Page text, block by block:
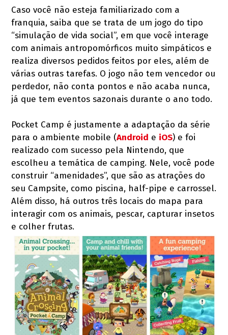
Caso você não esteja familiarizado com a
franquia, saiba que se trata de um jogo do tipo
“simulação de vida social”, em que você interage
com animais antropomórficos muito simpáticos e
realiza diversos pedidos feitos por eles, além de
várias outras tarefas. O jogo não tem vencedor ou
perdedor, não conta pontos e não acaba nunca,
já que tem eventos sazonais durante o ano todo.
Pocket Camp é justamente a adaptação da série
para o ambiente mobile (Android e iOS) e foi
realizado com sucesso pela Nintendo, que
escolheu a temática de camping. Nele, você pode
construir “amenidades”, que são as atrações do
seu Campsite, como piscina, half-pipe e carrossel.
Além disso, há outros três locais do mapa para
interagir com os animais, pescar, capturar insetos
e colher frutas.